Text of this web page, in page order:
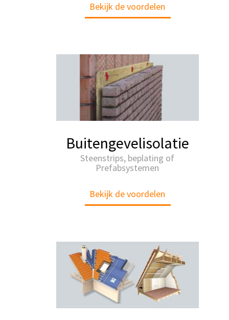
Bekijk de voordelen
Buitengevelisolatie
Steenstrips, beplating of
Prefabsystemen
Bekijk de voordelen